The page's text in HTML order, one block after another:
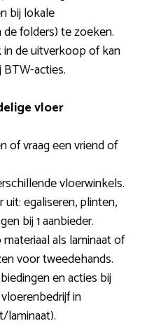
bij lokale
de folders) te zoeken.
de uitverkoop of kan
acties.
vloer
of vraag een vriend of
vloerwinkels.
uit: egaliseren, plinten,
bij 1 aanbieder.
als laminaat of
voor tweedehands.
en acties bij
in